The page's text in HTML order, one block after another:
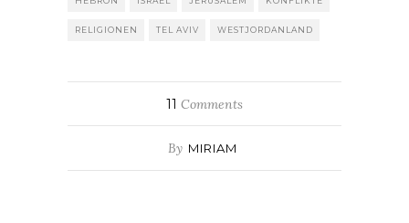
RELIGIONEN TEL AVIV WESTJORDANLAND
11 Comments
By MIRIAM